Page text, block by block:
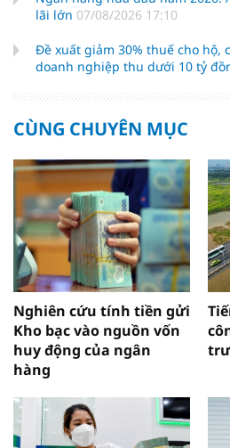
lãi lớn 07/08/2026 17:10
Đề xuất giảm 30% thuế cho hộ,
doanh nghiệp thu dưới 10 tỷ
CÙNG CHUYÊN MỤC
Nghiên cứu tính tiền gửi
Kho bạc vào nguồn vốn
huy động của ngân
hàng